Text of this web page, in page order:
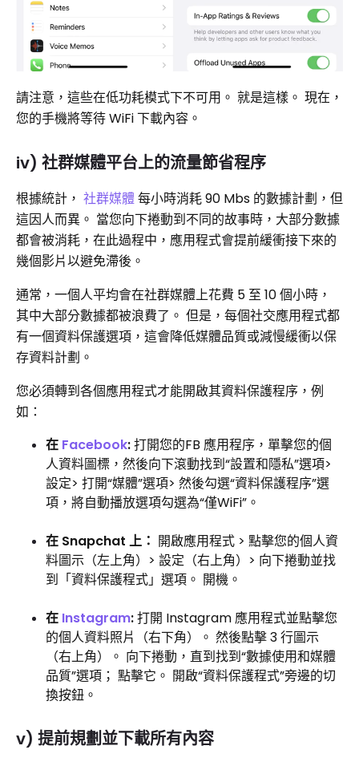
請注意，這些在低功耗模式下不可用。 就是這樣。 現在，
您的手機將等待 WiFi 下載內容。
iv) 社群媒體平台上的流量節省程序
根據統計， 社群媒體每小時消耗 90 Mbs 的數據計劃，但
這因人而異。 當您向下捲動到不同的故事時，大部分數據
都會被消耗，在此過程中，應用程式會提前緩衝接下來的
幾個影片以避免滯後。
通常，一個人平均會在社群媒體上花費 5 至 10 個小時，
其中大部分數據都被浪費了。 但是，每個社交應用程式都
有一個資料保護選項，這會降低媒體品質或減慢緩衝以保
存資料計劃。
您必須轉到各個應用程式才能開啟其資料保護程序，例
如：
在 Facebook:打開您的FB 應用程序，單擊您的個
人資料圖標，然後向下滾動找到“設置和隱私”選項>
設定> 打開“媒體”選項> 然後勾選“資料保護程序”選
項，將自動播放選項勾選為“僅WiFi”。
在 Snapchat 上： 開啟應用程式 > 點擊您的個人資
料圖示（左上角）> 設定（右上角）> 向下捲動並找
到「資料保護程式」選項。 開機。
在 Instagram:打開 Instagram 應用程式並點擊您
的個人資料照片（右下角）。 然後點擊 3 行圖示
（右上角）。 向下捲動，直到找到“數據使用和媒體
品質”選項； 點擊它。 開啟“資料保護程式”旁邊的切
換按鈕。
v) 提前規劃並下載所有內容